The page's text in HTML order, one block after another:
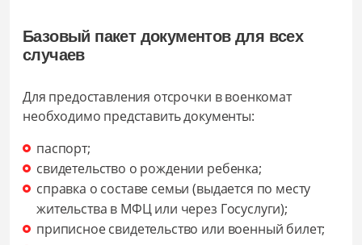
Базовый пакет документов для всех
случаев
Для предоставления отсрочки в военкомат
необходимо представить документы:
паспорт;
свидетельство о рождении ребенка;
справка о составе семьи (выдается по месту
жительства в МФЦ или через Госуслуги);
приписное свидетельство или военный билет;